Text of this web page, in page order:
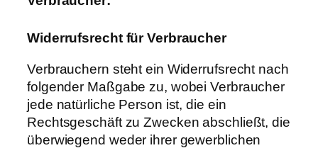
Widerrufsrecht für Verbraucher
Verbrauchern steht ein Widerrufsrecht nach
folgender Maßgabe zu, wobei Verbraucher
jede natürliche Person ist, die ein
Rechtsgeschäft zu Zwecken abschließt, die
überwiegend weder ihrer gewerblichen